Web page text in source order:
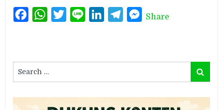
FacebookWhatsAppTwitterLine LinkedInTelegramMessenger
Share
for:
Search